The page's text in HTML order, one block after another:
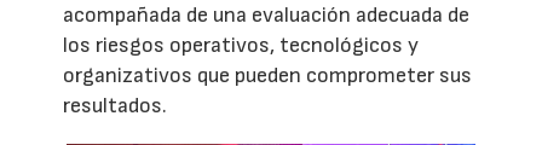
acompañada de una evaluación adecuada de
los riesgos operativos, tecnológicos y
organizativos que pueden comprometer sus
resultados.